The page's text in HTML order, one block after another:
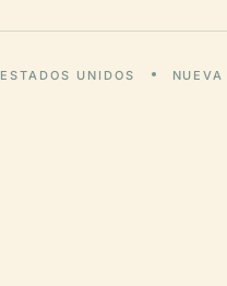
ESTADOS UNIDOS NUEVA